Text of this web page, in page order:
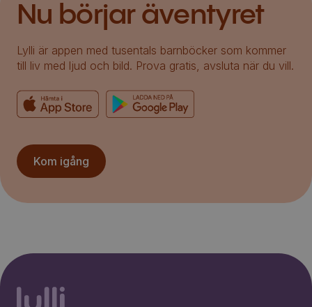
Nu börjar äventyret
Lylli är appen med tusentals barnböcker som kommer
till liv med ljud och bild. Prova gratis, avsluta när du vill.
Kom igång